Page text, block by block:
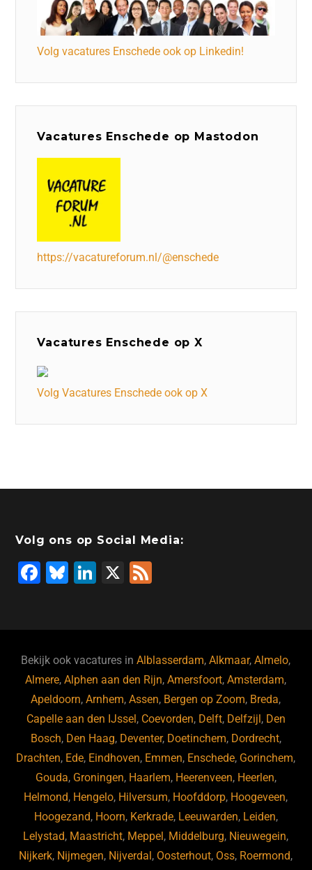
Volg vacatures Enschede ook op Linkedin!
Vacatures Enschede op Mastodon
https://vacatureforum.nl/@enschede
Vacatures Enschede op X
Volg Vacatures Enschede ook op X
Volg ons op Social Media:
F
b
o
o
k
Bl
ky
Li
dI
n
X
Bekijk ook vacatures inAlblasserdam,Alkmaar,Almelo,
Almere,Alphen aan den Rijn,Amersfoort,Amsterdam,
Apeldoorn,Arnhem,Assen, Bergen op Zoom, Breda,
Capelle aan den IJssel, Coevorden, Delft, Delfzijl, Den
Bosch, Den Haag, Deventer, Doetinchem, Dordrecht,
Drachten, Ede, Eindhoven, Emmen, Enschede, Gorinchem,
Gouda, Groningen, Haarlem, Heerenveen, Heerlen,
Helmond, Hengelo, Hilversum, Hoofddorp, Hoogeveen,
Hoogezand, Hoorn, Kerkrade, Leeuwarden, Leiden,
Lelystad, Maastricht, Meppel, Middelburg, Nieuwegein,
Nijkerk, Nijmegen, Nijverdal, Oosterhout, Oss, Roermond,